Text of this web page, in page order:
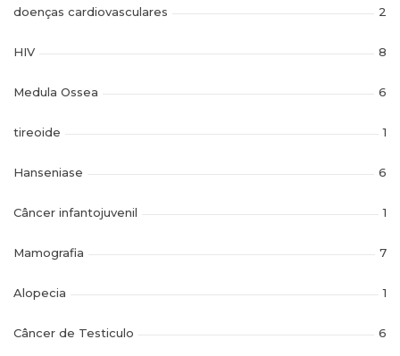
doenças cardiovasculares 2
HIV 8
Medula Ossea 6
tireoide 1
Hanseniase 6
Câncer infantojuvenil 1
Mamografia 7
Alopecia 1
Câncer de Testiculo 6